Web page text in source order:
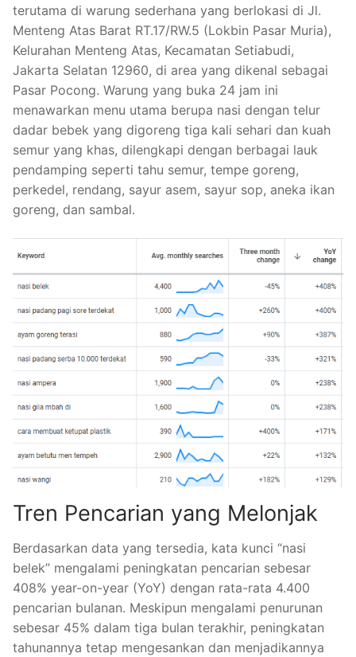
terutama di warung sederhana yang berlokasi di Jl.
Menteng Atas Barat RT.17/RW.5 (Lokbin Pasar Muria),
Kelurahan Menteng Atas, Kecamatan Setiabudi,
Jakarta Selatan 12960, di area yang dikenal sebagai
Pasar Pocong. Warung yang buka 24 jam ini
menawarkan menu utama berupa nasi dengan telur
dadar bebek yang digoreng tiga kali sehari dan kuah
semur yang khas, dilengkapi dengan berbagai lauk
pendamping seperti tahu semur, tempe goreng,
perkedel, rendang, sayur asem, sayur sop, aneka ikan
goreng, dan sambal.
Tren Pencarian yang Melonjak
Berdasarkan data yang tersedia, kata kunci “nasi
belek” mengalami peningkatan pencarian sebesar
408% year-on-year (YoY) dengan rata-rata 4.400
pencarian bulanan. Meskipun mengalami penurunan
sebesar 45% dalam tiga bulan terakhir, peningkatan
tahunannya tetap mengesankan dan menjadikannya